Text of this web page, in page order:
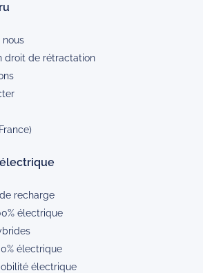
nous
droit de rétractation
recharge
électrique
électrique
électrique